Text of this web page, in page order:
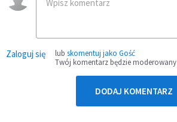
Zaloguj się lub skomentuj jako Gość
Twój komentarz będzie moderowany
DODAJ KOMENTARZ